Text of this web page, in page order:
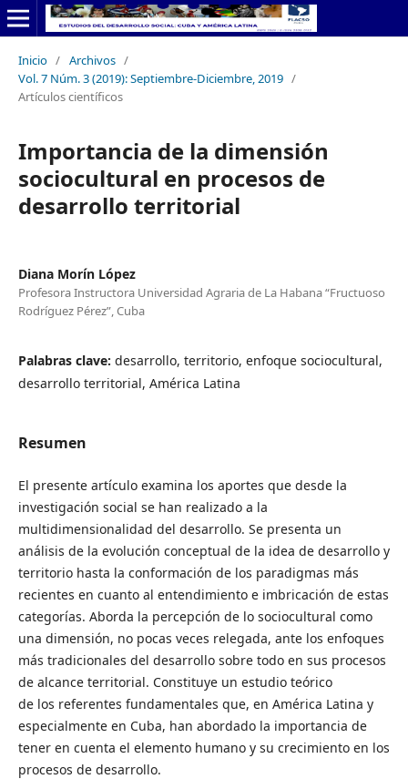
Inicio / Archivos /
Vol. 7 Núm. 3 (2019): Septiembre-Diciembre, 2019 /
Artículos científicos
Importancia de la dimensión
sociocultural en procesos de
desarrollo territorial
Diana Morín López
Profesora Instructora Universidad Agraria de La Habana “Fructuoso
Rodríguez Pérez”, Cuba
Palabras clave: desarrollo, territorio, enfoque sociocultural,
desarrollo territorial, América Latina
Resumen
El presente artículo examina los aportes que desde la
investigación social se han realizado a la
multidimensionalidad del desarrollo. Se presenta un
análisis de la evolución conceptual de la idea de desarrollo y
territorio hasta la conformación de los paradigmas más
recientes en cuanto al entendimiento e imbricación de estas
categorías. Aborda la percepción de lo sociocultural como
una dimensión, no pocas veces relegada, ante los enfoques
más tradicionales del desarrollo sobre todo en sus procesos
de alcance territorial. Constituye un estudio teórico
de los referentes fundamentales que, en América Latina y
especialmente en Cuba, han abordado la importancia de
tener en cuenta el elemento humano y su crecimiento en los
procesos de desarrollo.